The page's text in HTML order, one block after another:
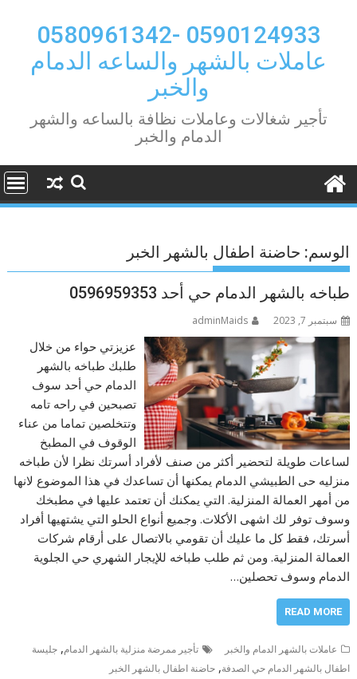
content
0590124933 -0580961342
عاملات بالشهر والساعه الدمام
والخبر
تأجير شغالات وعاملات نظافة بالساعه والشهر
الدمام والخبر
الوسم: حاضنة اطفال بالشهر الخبر
طباخه بالشهر الدمام حي أحد 0596959353
سبتمبر 7, 2023 adminMaids
عزيزتي حواء من خلال
طلبك طباخه بالشهر
الدمام حي أحد سوف
تصبحين في راحه تامه
وتتخلصين تماما من عناء
الوقوف في المطبخ
لساعات طويلة لتحضير أكثر من صنف لأفراد أسرتك نظرا لأن طباخه
منزليه حى الطبيشي الدمام يمكنها أن تساعدك في هذا الموضوع لانها
من أمهر العمالة المنزلية. التي يمكنك أن تعتمد عليها في مطبخك
وسوف توفر لك اشهى الأكلات. وجميع أنواع الحلو التي يشتهيها أفراد
أسرتك، فقط كل ما عليك أن تقومي بالاتصال على أرقام شركات
العمالة المنزلية. ومن ثم طلب طباخه للإيجار الشهري حي الجلوية
الدمام وسوف تحصلين…
READ MORE
عاملات بالشهر الدمام والخبر تأجير ممرضة منزلية بالشهر الدمام,جليسة
اطفال بالشهر الدمام حي الصدفة,حاضنة اطفال بالشهر الخبر